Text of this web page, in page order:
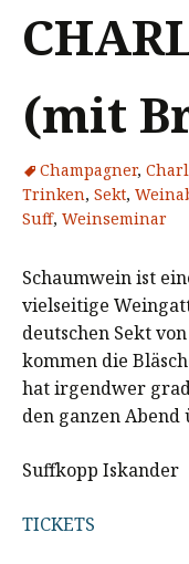
(mit
Champagner,
Trinken, Sekt,
Suff, Weinseminar
Schaumwein ist
vielseitige
deutschen Sekt
kommen die
hat irgendwer
den ganzen
Suffkopp Iskander
TICKETS